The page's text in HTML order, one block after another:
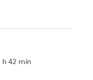
h 42 min